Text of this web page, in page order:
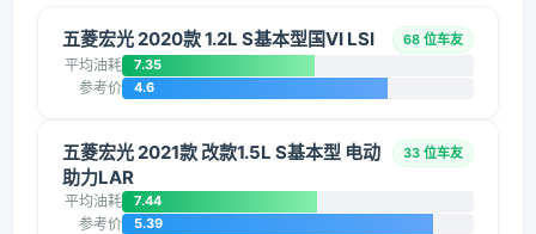
五菱宏光 2020款 1.2L S基本型国VI LSI 68 位车友
平均油耗 7.35
参考价 4.6
五菱宏光 2021款 改款1.5L S基本型 电动
助力LAR
33 位车友
平均油耗 7.44
参考价 5.39